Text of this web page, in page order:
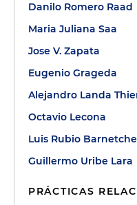
Danilo Romero Raad
Maria Juliana Saa
Jose V. Zapata
Eugenio Grageda
Alejandro Landa
Octavio Lecona
Luis Rubio Barnetche
Guillermo Uribe Lara
PRÁCTICAS